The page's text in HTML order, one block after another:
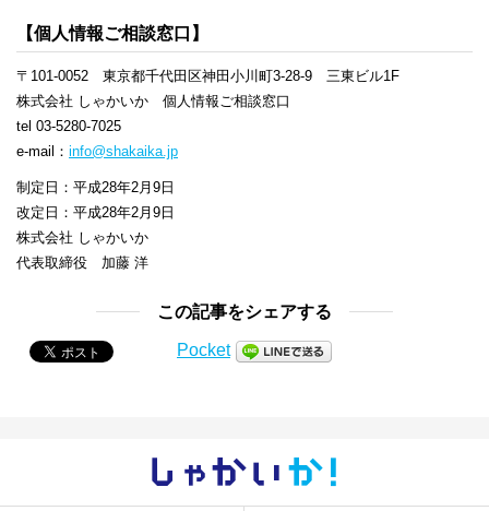
【個人情報ご相談窓口】
〒101-0052 東京都千代田区神田小川町3-28-9 三東ビル1F
株式会社 しゃかいか 個人情報ご相談窓口
tel 03-5280-7025
e-mail： info@shakaika.jp
制定日：平成28年2月9日
改定日：平成28年2月9日
株式会社 しゃかいか
代表取締役 加藤 洋
この記事をシェアする
Pocket
しゃかい か！